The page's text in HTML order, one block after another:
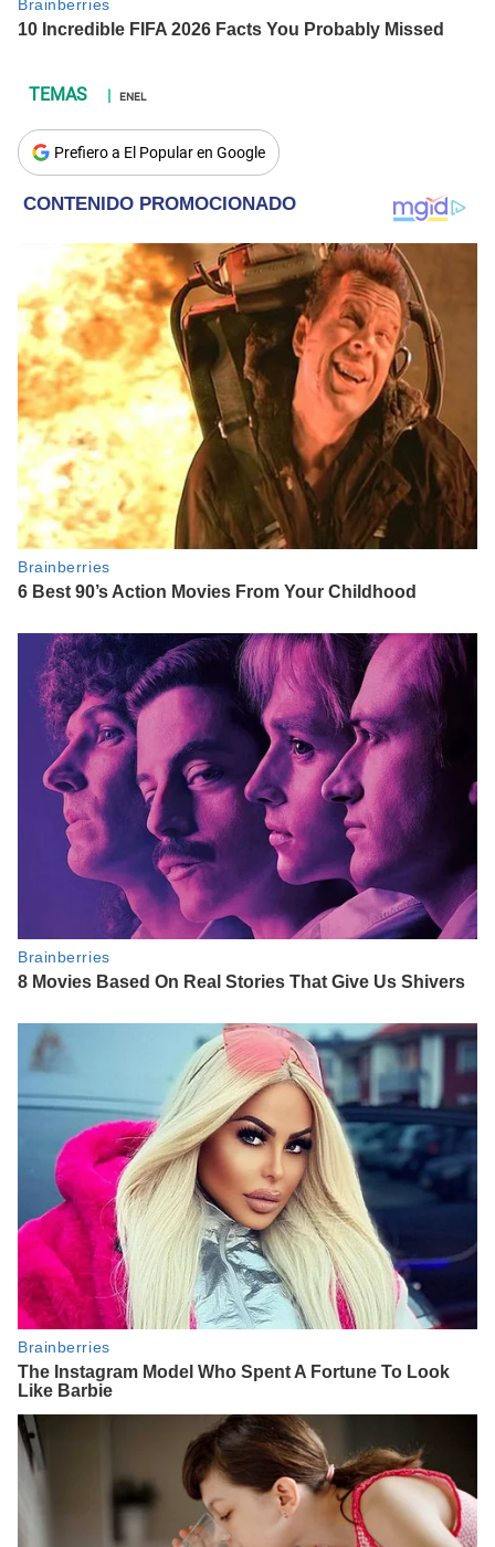
ENEL
Prefiero a El Popular en Google